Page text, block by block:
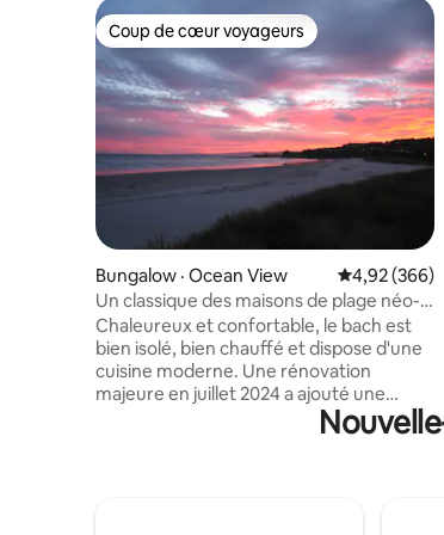
Coup de cœur voyageurs
Coup de cœur voyageurs
Bungalow · Ocean View Note
4,92 (366)
Un classique des maisons de plage néo-
zélandaises avec une touche de
modernité
Chaleureux et confortable, le bach est
bien isolé, bien chauffé et dispose d'une
cuisine moderne. Une rénovation
majeure en juillet 2024 a ajouté une
deuxième salle de bains et amélioré la
salle de bains existante. Vous êtes à